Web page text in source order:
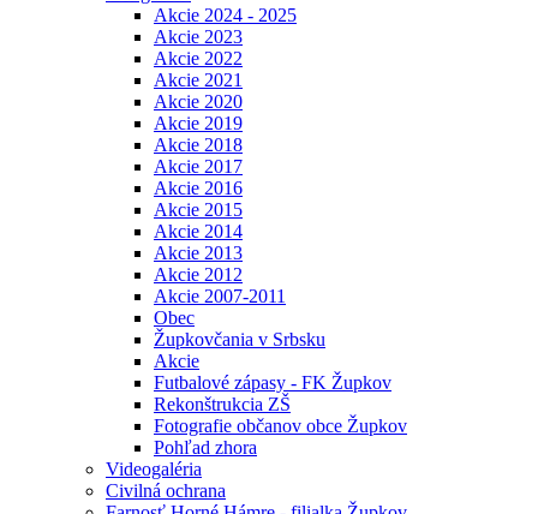
Akcie 2024 - 2025
Akcie 2023
Akcie 2022
Akcie 2021
Akcie 2020
Akcie 2019
Akcie 2018
Akcie 2017
Akcie 2016
Akcie 2015
Akcie 2014
Akcie 2013
Akcie 2012
Akcie 2007-2011
Obec
Župkovčania v Srbsku
Akcie
Futbalové zápasy - FK Župkov
Rekonštrukcia ZŠ
Fotografie občanov obce Župkov
Pohľad zhora
Videogaléria
Civilná ochrana